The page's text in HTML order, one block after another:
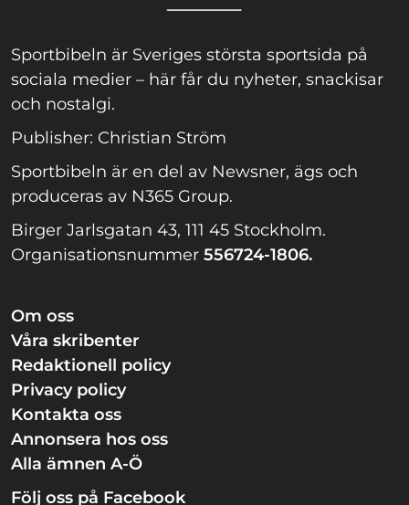
Sportbibeln är Sveriges största sportsida på
sociala medier – här får du nyheter, snackisar
och nostalgi.
Publisher: Christian Ström
Sportbibeln är en del av Newsner, ägs och
produceras av N365 Group.
Birger Jarlsgatan 43, 111 45 Stockholm.
Organisationsnummer 556724-1806.
Om oss
Våra skribenter
Redaktionell policy
Privacy policy
Kontakta oss
Annonsera hos oss
Alla ämnen A-Ö
Följ oss på Facebook